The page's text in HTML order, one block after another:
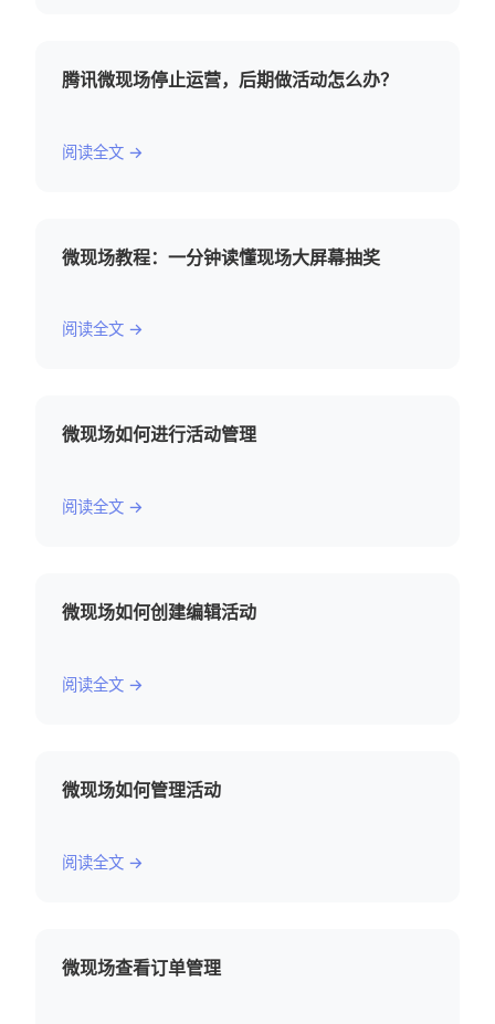
腾讯微现场停止运营，后期做活动怎么办？
阅读全文 →
微现场教程：一分钟读懂现场大屏幕抽奖
阅读全文 →
微现场如何进行活动管理
阅读全文 →
微现场如何创建编辑活动
阅读全文 →
微现场如何管理活动
阅读全文 →
微现场查看订单管理